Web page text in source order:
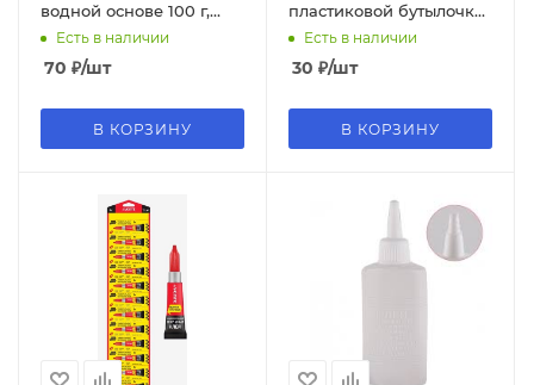
водной основе 100 г,
4040104
Есть в наличии
70 ₽/шт
В КОРЗИНУ
пластиковой бутылочке
с дозатором, 4040800
Есть в наличии
30 ₽/шт
В КОРЗИНУ